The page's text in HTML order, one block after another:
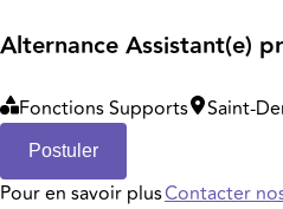
Alternance Assistant(e)
Fonctions Supports Saint-
Postuler
Pour en savoir plusContacter